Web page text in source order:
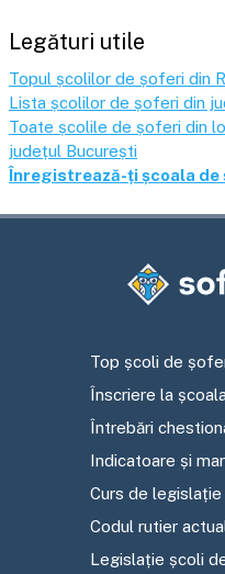
Legături utile
Topul școlilor de șoferi din
Lista școlilor de șoferi din
Toate școlile de șoferi din
județul București
Înregistrează-ți școala de
Top școli de
Înscriere la
Întrebări
Indicatoare și
Curs de
Codul rutier
Legislație școli